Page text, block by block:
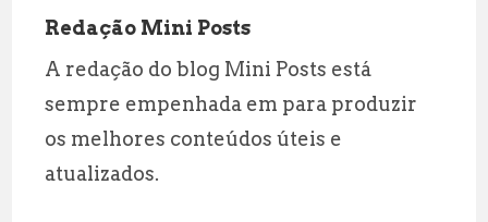
Redação Mini Posts
A redação do blog Mini Posts está
sempre empenhada em para produzir
os melhores conteúdos úteis e
atualizados.